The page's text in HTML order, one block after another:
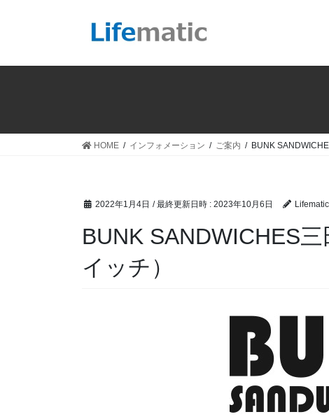
HOME インフォメーション ご案内 BUNK
2022年1月4日 / 最終更新日時 : 2023年10月6日
BUNK SANDWICHES
イッチ）